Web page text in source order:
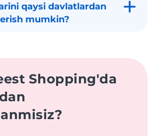
qaysi davlatlardan
mumkin?
Shopping'da